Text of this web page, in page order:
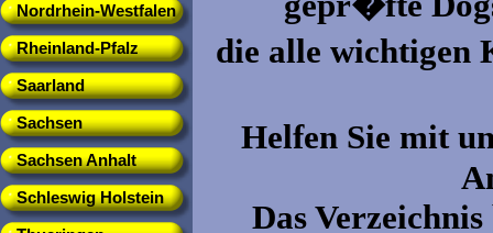
Nordrhein-Westfalen
Rheinland-Pfalz
Saarland
Sachsen
Sachsen Anhalt
Schleswig Holstein
die alle
Helfen Sie mit
Das